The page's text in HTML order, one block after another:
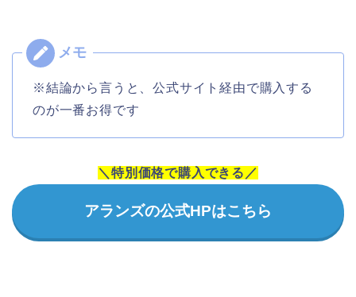
※結論から言うと、公式サイト経由で購入する
のが一番お得です
＼特別価格で購入できる／
アランズの公式HPはこちら